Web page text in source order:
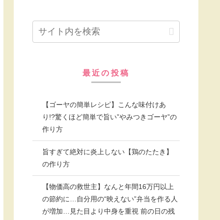
最近の投稿
【ゴーヤの簡単レシピ】こんな味付けあ
り!?驚くほど簡単で旨い”やみつきゴーヤ”の
作り方
旨すぎて絶対に炎上しない【鶏のたたき】
の作り方
【物価高の救世主】なんと年間16万円以上
の節約に…自分用の“映えない”弁当を作る人
が増加…見た目より中身を重視 前の日の残